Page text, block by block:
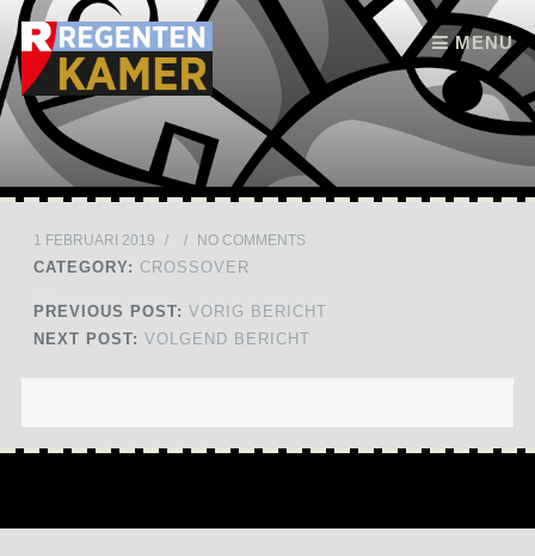
MENU
Skip to content
1 FEBRUARI 2019 / / NO COMMENTS
CATEGORY: CROSSOVER
PREVIOUS POST: VORIG BERICHT
NEXT POST: VOLGEND BERICHT